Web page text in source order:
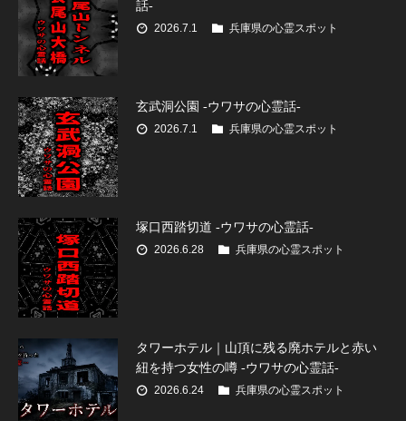
話-
2026.7.1 兵庫県の心霊スポット
玄武洞公園 -ウワサの心霊話-
2026.7.1 兵庫県の心霊スポット
塚口西踏切道 -ウワサの心霊話-
2026.6.28 兵庫県の心霊スポット
タワーホテル｜山頂に残る廃ホテルと赤い
紐を持つ女性の噂 -ウワサの心霊話-
2026.6.24 兵庫県の心霊スポット